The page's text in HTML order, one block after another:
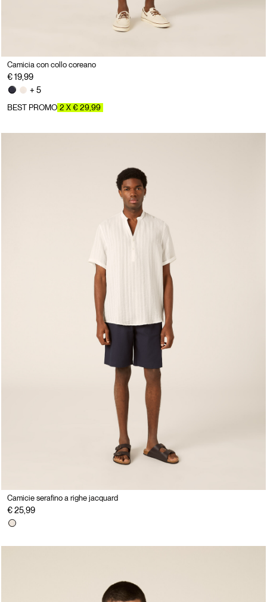
Camicia con collo coreano
€ 19,99
+ 5
BEST PROMO 2 X € 29,99
Camicie serafino a righe jacquard
€ 25,99